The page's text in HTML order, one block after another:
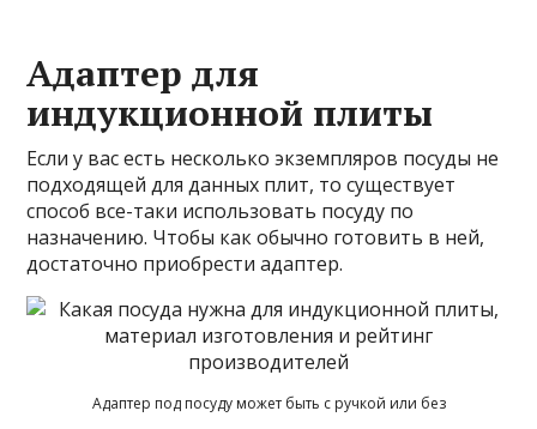
Адаптер для
индукционной плиты
Если у вас есть несколько экземпляров посуды не
подходящей для данных плит, то существует
способ все-таки использовать посуду по
назначению. Чтобы как обычно готовить в ней,
достаточно приобрести адаптер.
Адаптер под посуду может быть с ручкой или без